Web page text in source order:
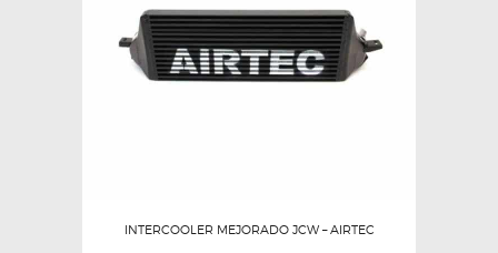
INTERCOOLER MEJORADO JCW – AIRTEC